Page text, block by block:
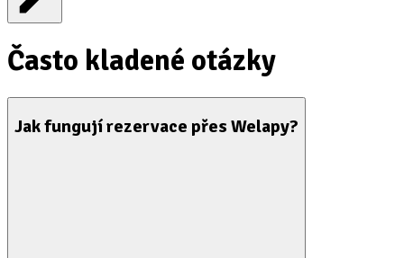
Často kladené otázky
Jak fungují rezervace přes Welapy?